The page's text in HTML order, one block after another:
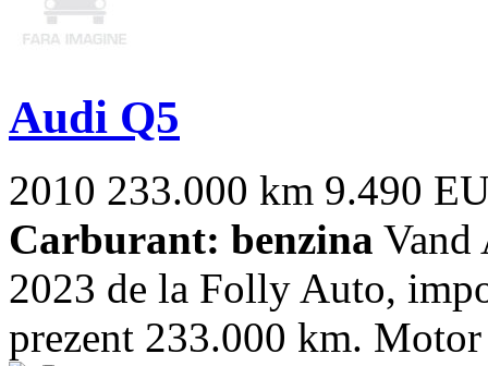
Audi Q5
2010 233.000 km 9.490
Carburant: benzina Vand
2023 de la Folly Auto,
prezent 233.000 km.